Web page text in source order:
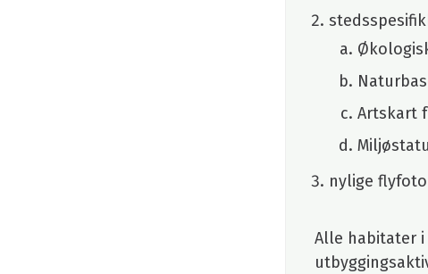
Artskart
nylige
Alle habitater